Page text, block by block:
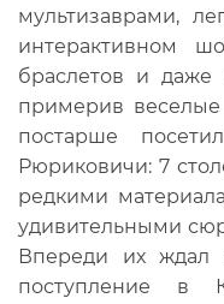
мультизаврами,
интерактивном
браслетов и
примерив
постарше
Рюриковичи: 7
редкими
удивительными
Впереди их ждал
поступление в